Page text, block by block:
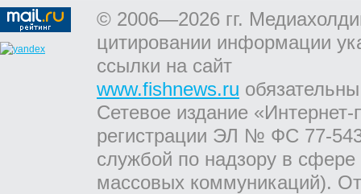
© 2006—2026 гг.
цитировании информации
ссылки на сайт
www.fishnews.ru
Сетевое издание
регистрации ЭЛ № ФС 77-
службой по надзору в
массовых коммуникаций).